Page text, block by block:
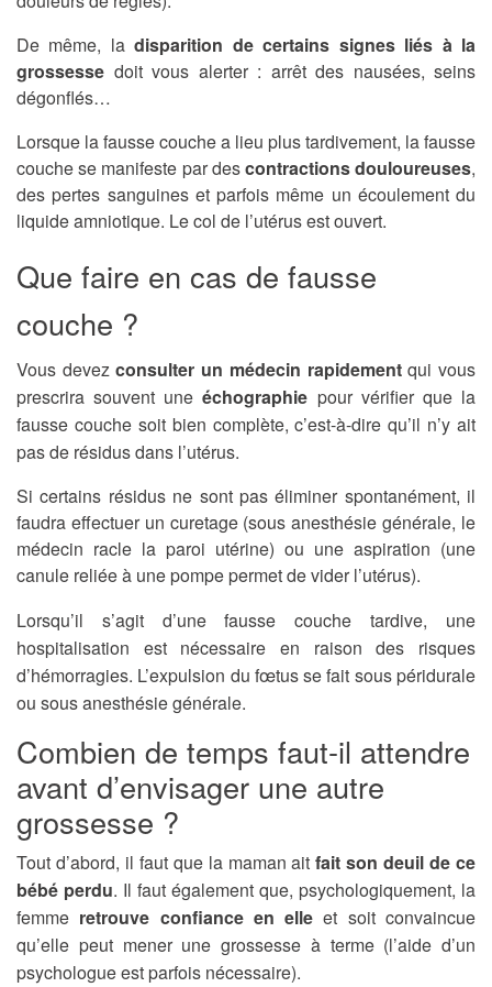
De même, ladisparition de certains signes liés à la
grossesse doit vous alerter : arrêt des nausées, seins
dégonflés…
Lorsque la fausse couche a lieu plus tardivement, la fausse
couche se manifeste par descontractions douloureuses,
des pertes sanguines et parfois même un écoulement du
liquide amniotique. Le col de l’utérus est ouvert.
Que faire en cas de fausse
couche ?
Vous devezconsulter un médecin rapidementqui vous
prescrira souvent uneéchographie pour vérifier que la
fausse couche soit bien complète, c’est-à-dire qu’il n’y ait
pas de résidus dans l’utérus.
Si certains résidus ne sont pas éliminer spontanément, il
faudra effectuer un curetage (sous anesthésie générale, le
médecin racle la paroi utérine) ou une aspiration (une
canule reliée à une pompe permet de vider l’utérus).
Lorsqu’il s’agit d’une fausse couche tardive, une
hospitalisation est nécessaire en raison des risques
d’hémorragies. L’expulsion du fœtus se fait sous péridurale
ou sous anesthésie générale.
Combien de temps faut-il attendre
avant d’envisager une autre
grossesse ?
Tout d’abord, il faut que la maman aitfait son deuil de ce
bébé perdu. Il faut également que, psychologiquement, la
femme retrouve confiance en elle et soit convaincue
qu’elle peut mener une grossesse à terme (l’aide d’un
psychologue est parfois nécessaire).